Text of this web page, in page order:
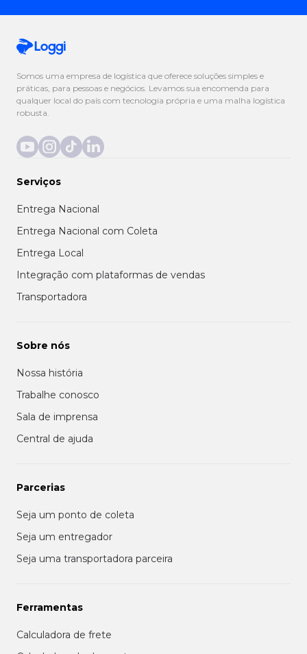
Somos uma empresa de logística que oferece soluções simples e
práticas, para pessoas e negócios. Levamos sua encomenda para
qualquer local do país com tecnologia própria e uma malha logística
robusta.
Serviços
Entrega Nacional
Entrega Nacional com Coleta
Entrega Local
Integração com plataformas de vendas
Transportadora
Sobre nós
Nossa história
Trabalhe conosco
Sala de imprensa
Central de ajuda
Parcerias
Seja um ponto de coleta
Seja um entregador
Seja uma transportadora parceira
Ferramentas
Calculadora de frete